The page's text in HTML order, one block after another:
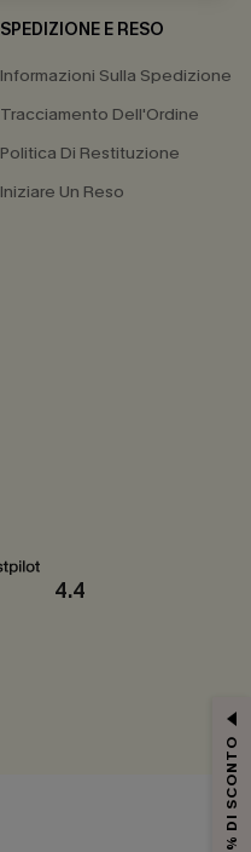
SPEDIZIONE E RESO
Informazioni Sulla Spedizione
Tracciamento Dell'Ordine
Politica Di Restituzione
Iniziare Un Reso
4.4
15% DI SCONTO